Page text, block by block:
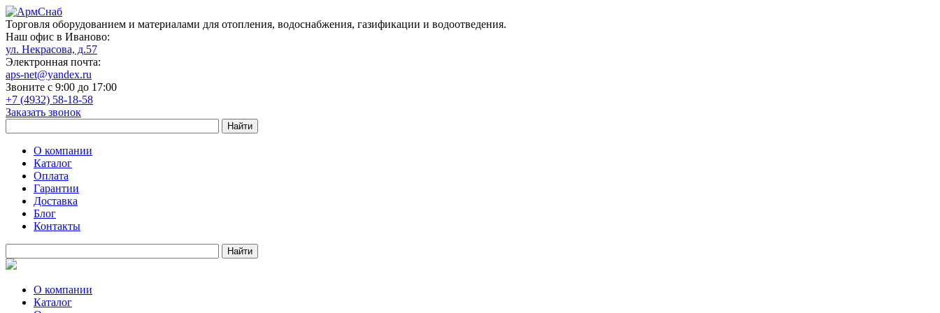
Торговля оборудованием и материалами для отопления, водоснабжения, газификации и водоотведения.
Наш офис в Иваново:
ул. Некрасова, д.57
Электронная почта:
aps-net@yandex.ru
Звоните с 9:00 до 17:00
+7 (4932) 58-18-58
Заказать звонок
О компании
Каталог
Оплата
Гарантии
Доставка
Блог
Контакты
О компании
Каталог